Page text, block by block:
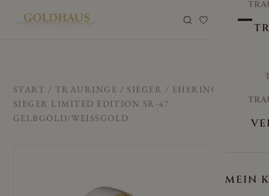
MEIN
START / TRAURINGE / SIEGER / EHERINGE/
SIEGER LIMITED EDITION SR-47
GELBGOLD/WEISSGOLD